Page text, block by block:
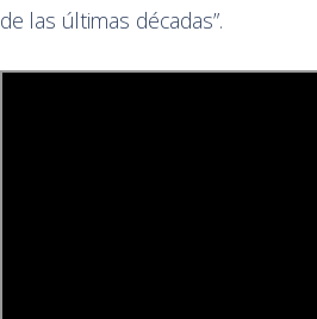
de las últimas décadas”.